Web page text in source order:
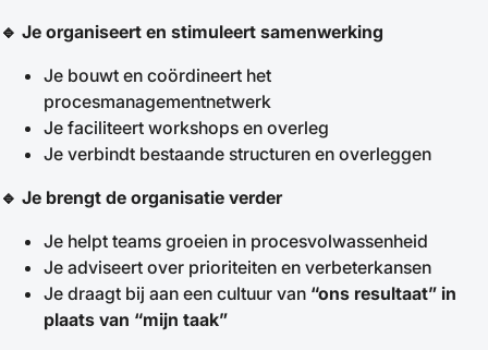
🔹 Je organiseert en stimuleert samenwerking
Je bouwt en coördineert het
procesmanagementnetwerk
Je faciliteert workshops en overleg
Je verbindt bestaande structuren en overleggen
🔹 Je brengt de organisatie verder
Je helpt teams groeien in procesvolwassenheid
Je adviseert over prioriteiten en verbeterkansen
Je draagt bij aan een cultuur van “ons resultaat” in
plaats van “mijn taak”